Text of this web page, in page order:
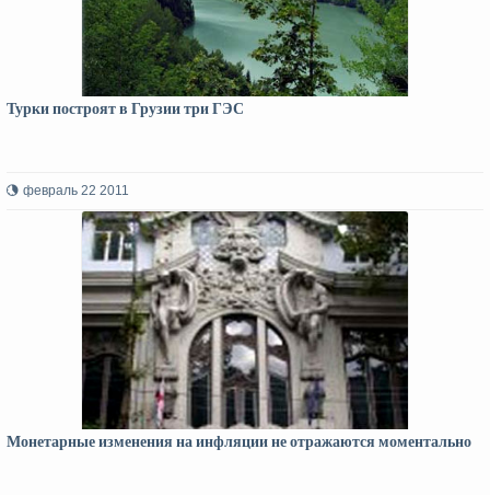
Турки построят в Грузии три ГЭС
февраль 22 2011
Монетарные изменения на инфляции не отражаются моментально